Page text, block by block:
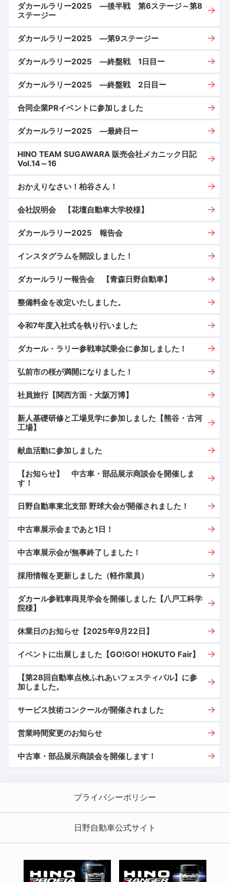
ダカールラリー2025 ―後半戦 第6ステージ～第8
ステージー
ダカールラリー2025 ―第9ステージー
ダカールラリー2025 ―終盤戦 1日目ー
ダカールラリー2025 ―終盤戦 2日目ー
合同企業PRイベントに参加しました
ダカールラリー2025 ―最終日ー
HINO TEAM SUGAWARA 販売会社メカニック日記
Vol.14～16
おかえりなさい！柏谷さん！
会社説明会 【花壇自動車大学校様】
ダカールラリー2025 報告会
インスタグラムを開設しました！
ダカールラリー報告会 【青森日野自動車】
整備料金を改定いたしました。
令和7年度入社式を執り行いました
ダカール・ラリー参戦車試乗会に参加しました！
弘前市の桜が満開になりました！
社員旅行【関西方面・大阪万博】
新人基礎研修と工場見学に参加しました【熊谷・古河
工場】
献血活動に参加しました
【お知らせ】 中古車・部品展示商談会を開催しま
す！
日野自動車東北支部 野球大会が開催されました！
中古車展示会まであと1日！
中古車展示会が無事終了しました！
採用情報を更新しました（軽作業員）
ダカール参戦車両見学会を開催しました【八戸工科学
院様】
休業日のお知らせ【2025年9月22日】
イベントに出展しました【GO!GO! HOKUTO Fair】
【第28回自動車点検ふれあいフェスティバル】に参
加しました。
サービス技術コンクールが開催されました
営業時間変更のお知らせ
中古車・部品展示商談会を開催します！
プライバシーポリシー
日野自動車公式サイト